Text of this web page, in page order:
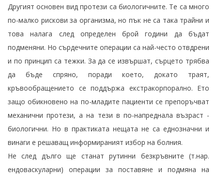
Другият основен вид протези са биологичните. Те са много
по-малко рискови за организма, но пък не са така трайни и
това налага след определен брой години да бъдат
подменяни. Но сърдечните операции са най-често отвдрени
и по принцип са тежки. За да се извършат, сърцето трябва
да бъде спряно, поради което, докато траят,
кръвообращението се поддържа екстракорпорално. Ето
защо обикновено на по-младите пациенти се препоръчват
механични протези, а на тези в по-напреднала възраст -
биологични. Но в практиката нещата не са еднозначни и
винаги е решаващ информираният избор на болния.
Не след дълго ще станат рутинни безкръвните (т.нар.
ендоваскуларни) операции за поставяне и подмяна на